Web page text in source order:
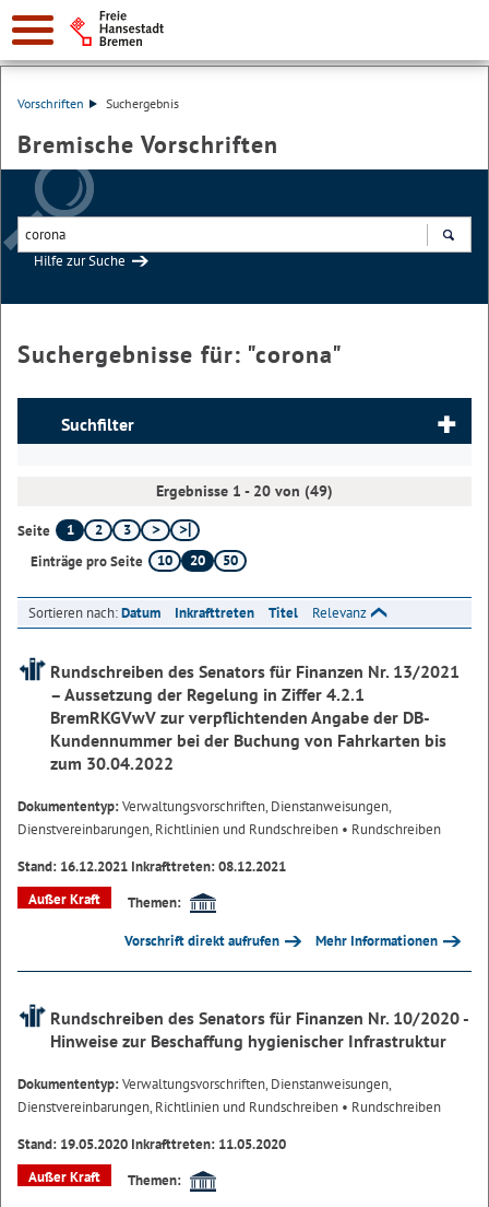
Vorschriften Suchergebnis
Bremische Vorschriften
Hilfe zur Suche
Suchergebnisse für: "corona"
Suchfilter
Ergebnisse 1 - 20 von (49)
Seite 1 2
3
Einträge pro Seite
10 20 50
Sortieren nach:Datum Inkrafttreten Titel Relevanz
Rundschreiben des Senators für Finanzen Nr. 13/2021
– Aussetzung der Regelung in Ziffer 4.2.1
BremRKGVwV zur verpflichtenden Angabe der DB-
Kundennummer bei der Buchung von Fahrkarten bis
zum 30.04.2022
Dokumententyp:Verwaltungsvorschriften, Dienstanweisungen,
Dienstvereinbarungen, Richtlinien und Rundschreiben • Rundschreiben
Stand: 16.12.2021 Inkrafttreten: 08.12.2021
Außer Kraft
Themen:
Vorschrift direkt aufrufen Mehr Informationen
Rundschreiben des Senators für Finanzen Nr. 10/2020 -
Hinweise zur Beschaffung hygienischer Infrastruktur
Dokumententyp:Verwaltungsvorschriften, Dienstanweisungen,
Dienstvereinbarungen, Richtlinien und Rundschreiben • Rundschreiben
Stand: 19.05.2020 Inkrafttreten: 11.05.2020
Außer Kraft
Themen: